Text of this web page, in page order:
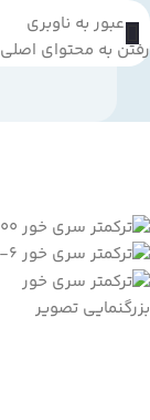
عبور به ناوبری
رفتن به محتوای اصلی
بزرگنمایی تصویر